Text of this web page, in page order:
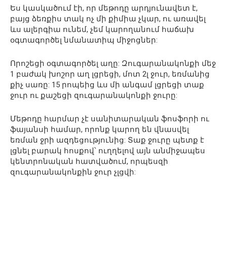
Ես կասկածում էի, որ մեթոդը արդյունավետ է,
բայց ձեռքիս տակ ոչ մի քիմիա չկար, ու առավել
ևս ալերգիա ունեմ, չեմ կարողանում հաճախ
օգտագործել նմանատիպ միջոցներ:
Որոշեցի օգտագործել աղը: Զուգարանակոնքի մեջ
1 բաժակ խոշոր աղ լցրեցի, մոտ 2լ ջուր, եռմանից
քիչ սառը: 15 րոպեից ևս մի անգամ լցրեցի տաք
ջուր ու քաշեցի զուգարանակոնքի ջուրը:
Մեթոդը հարմար չէ սանիտարական ֆոսֆորի ու
ֆայանսի համար, որոնք կարող են վնասվել
եռման ջրի ազդեցությունից: Տաք ջուրը պետք է
լցնել բարակ հոսքով՝ ուղղելով այն անմիջապես
կենտրոնական հատվածում, որպեսզի
զուգարանակոնքին ջուր չլցվի: